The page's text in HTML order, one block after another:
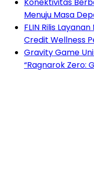
Menuju Masa
FLIN Rilis
Credit Wellness
Gravity Game
“Ragnarok Zero: